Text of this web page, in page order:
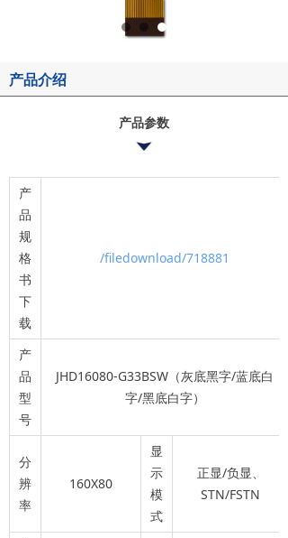
产品介绍
产品参数
产
品
规
格
书
下
载
/filedownload/718881
产
品
型
号
JHD16080-G33BSW（灰底黑字/蓝底白
字/黑底白字）
分
辨
率
160X80
显
示
模
式
正显/负显、
STN/FSTN